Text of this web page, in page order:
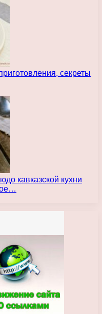
секреты
кавказской кухни